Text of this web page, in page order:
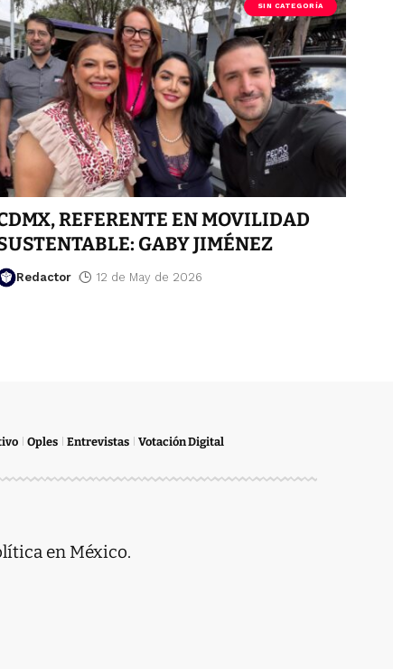
SIN CATEGORÍA
REFERENTE EN MOVILIDAD
GABY JIMÉNEZ
Redactor 12 de May de 2026
Oples Entrevistas Votación Digital
en México.